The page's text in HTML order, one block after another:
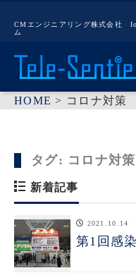
CMエンジニアリング株式会社
ム
HOME > コロナ対策
タグ: コロナ対策
新着記事
2021.10.14
第1回感